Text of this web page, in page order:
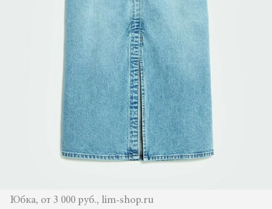
Юбка, от 3 000 руб., lim-shop.ru